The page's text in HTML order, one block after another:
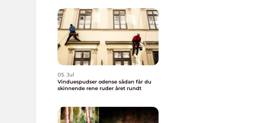
05. Jul
Vinduespudser odense sådan får du
skinnende rene ruder året rundt